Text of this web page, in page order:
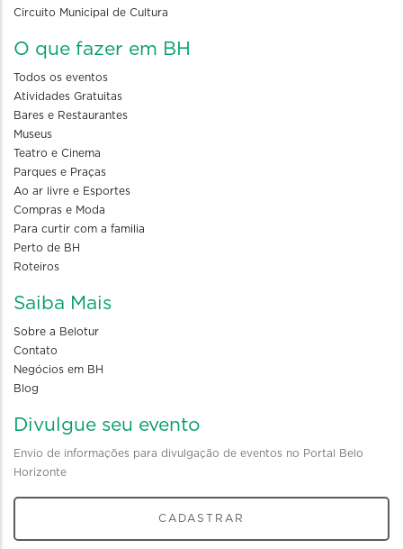
Circuito Municipal de Cultura
O que fazer em BH
Todos os eventos
Atividades Gratuitas
Bares e Restaurantes
Museus
Teatro e Cinema
Parques e Praças
Ao ar livre e Esportes
Compras e Moda
Para curtir com a familia
Perto de BH
Roteiros
Saiba Mais
Sobre a Belotur
Contato
Negócios em BH
Blog
Divulgue seu evento
Envio de informações para divulgação de eventos no Portal Belo
Horizonte
CADASTRAR